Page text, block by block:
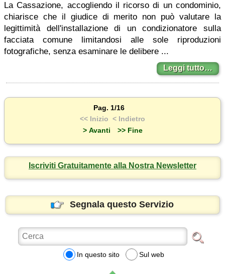
La Cassazione, accogliendo il ricorso di un condominio,
chiarisce che il giudice di merito non può valutare la
legittimità dell'installazione di un condizionatore sulla
facciata comune limitandosi alle sole riproduzioni
fotografiche, senza esaminare le delibere ...
Leggi tutto…
Pag. 1/16
<< Inizio < Indietro
> Avanti
>> Fine
Iscriviti Gratuitamente alla Nostra Newsletter
Segnala questo Servizio
In questo sito Sul web